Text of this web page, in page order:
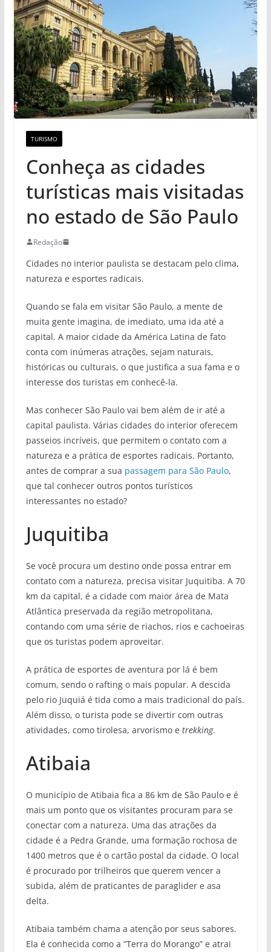
TURISMO
Conheça as cidades
turísticas mais visitadas
no estado de São Paulo
Redação
Cidades no interior paulista se destacam pelo clima,
natureza e esportes radicais.
Quando se fala em visitar São Paulo, a mente de
muita gente imagina, de imediato, uma ida até a
capital. A maior cidade da América Latina de fato
conta com inúmeras atrações, sejam naturais,
históricas ou culturais, o que justifica a sua fama e o
interesse dos turistas em conhecê-la.
Mas conhecer São Paulo vai bem além de ir até a
capital paulista. Várias cidades do interior oferecem
passeios incríveis, que permitem o contato com a
natureza e a prática de esportes radicais. Portanto,
antes de comprar a sua passagem para São Paulo,
que tal conhecer outros pontos turísticos
interessantes no estado?
Juquitiba
Se você procura um destino onde possa entrar em
contato com a natureza, precisa visitar Juquitiba. A 70
km da capital, é a cidade com maior área de Mata
Atlântica preservada da região metropolitana,
contando com uma série de riachos, rios e cachoeiras
que os turistas podem aproveitar.
A prática de esportes de aventura por lá é bem
comum, sendo o rafting o mais popular. A descida
pelo rio Juquiá é tida como a mais tradicional do país.
Além disso, o turista pode se divertir com outras
atividades, como tirolesa, arvorismo e trekking.
Atibaia
O município de Atibaia fica a 86 km de São Paulo e é
mais um ponto que os visitantes procuram para se
conectar com a natureza. Uma das atrações da
cidade é a Pedra Grande, uma formação rochosa de
1400 metros que é o cartão postal da cidade. O local
é procurado por trilheiros que querem vencer a
subida, além de praticantes de paraglider e asa
delta.
Atibaia também chama a atenção por seus sabores.
Ela é conhecida como a “Terra do Morango” e atrai